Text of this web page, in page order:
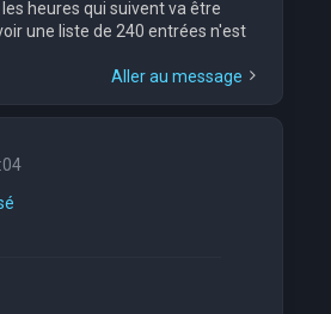
heures qui suivent va être
une liste de 240 entrées n'est
Aller au message